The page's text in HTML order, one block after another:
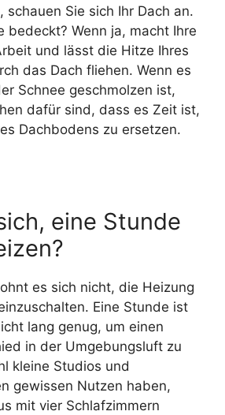
schauen Sie sich Ihr Dach an.
bedeckt? Wenn ja, macht Ihre
und lässt die Hitze Ihres
das Dach fliehen. Wenn es
Schnee geschmolzen ist,
dafür sind, dass es Zeit ist,
Dachbodens zu ersetzen.
eine Stunde
es sich nicht, die Heizung
Eine Stunde ist
lang genug, um einen
in der Umgebungsluft zu
kleine Studios und
gewissen Nutzen haben,
mit vier Schlafzimmern